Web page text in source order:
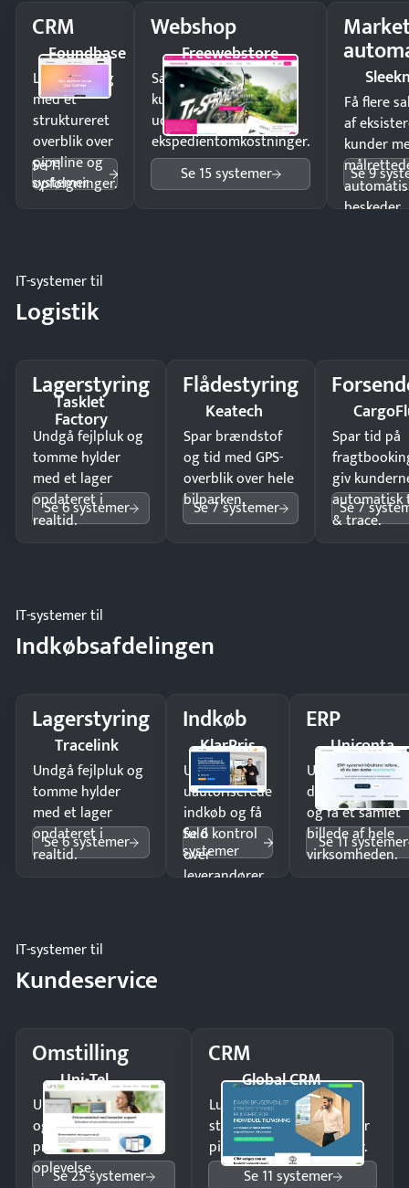
CRM
Foundbase
Luk flere salg
med et
struktureret
overblik over
pipeline og
opfølgninger.
Se 11
systemer
Webshop
Freewebstore
Sælg produkter 24/7 til
kunder i hele landet
uden
ekspedientomkostninger.
Se 15 systemer
Få flere
af
kunder
beskeder.
Se 9
IT-systemer til
Logistik
Lagerstyring
Tasklet
Factory
Undgå fejlpluk og
tomme hylder
med et lager
opdateret i
realtid.
Se 6 systemer
Flådestyring
Keatech
Spar brændstof
og tid med GPS-
overblik over hele
bilparken.
Se 7 systemer
Spar tid på
giv
automatisk
& trace.
Se 7
IT-systemer til
Indkøbsafdelingen
Lagerstyring
Tracelink
Undgå fejlpluk og
tomme hylder
med et lager
opdateret i
realtid.
Se 6 systemer
Indkøb
KlarPris
Undgå
uautoriserede
indkøb og få
fuld kontrol
over
leverandører
Se 6
systemer
ERP
Uniconta
Undgå
og få ét samlet
billede af hele
virksomheden.
Se 11 systemer
IT-systemer til
Kundeservice
Omstilling
Uni-Tel
Undgå tabte opkald
og giv kunderne en
professionel
oplevelse.
Se 25 systemer
CRM
Global CRM
Luk flere salg med et
struktureret overblik over
pipeline og opfølgninger.
Se 11 systemer